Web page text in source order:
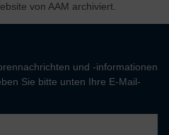
von AAM archiviert.
und -informationen
Sie bitte unten Ihre E-Mail-